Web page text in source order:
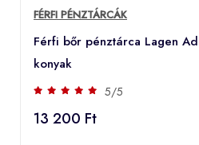
FÉRFI PÉNZTÁRCÁK
Férfi bőr pénztárca Lagen
konyak
5/5
13 200 Ft